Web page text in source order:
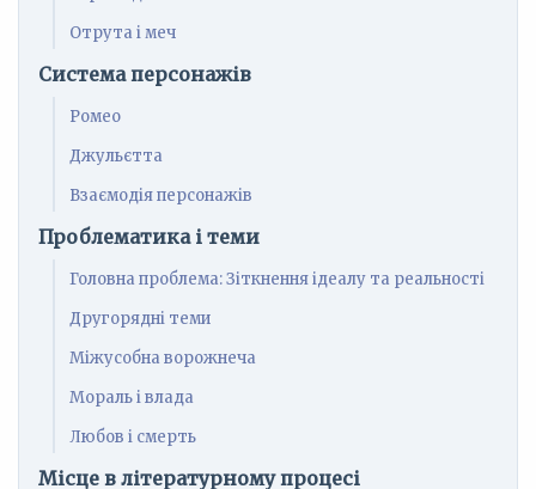
Отрута і меч
Система персонажів
Ромео
Джульєтта
Взаємодія персонажів
Проблематика і теми
Головна проблема: Зіткнення ідеалу та реальності
Другорядні теми
Міжусобна ворожнеча
Мораль і влада
Любов і смерть
Місце в літературному процесі